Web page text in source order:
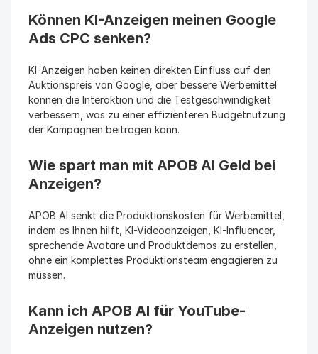
Können KI-Anzeigen meinen Google
Ads CPC senken?
KI-Anzeigen haben keinen direkten Einfluss auf den
Auktionspreis von Google, aber bessere Werbemittel
können die Interaktion und die Testgeschwindigkeit
verbessern, was zu einer effizienteren Budgetnutzung
der Kampagnen beitragen kann.
Wie spart man mit APOB AI Geld bei
Anzeigen?
APOB AI senkt die Produktionskosten für Werbemittel,
indem es Ihnen hilft, KI-Videoanzeigen, KI-Influencer,
sprechende Avatare und Produktdemos zu erstellen,
ohne ein komplettes Produktionsteam engagieren zu
müssen.
Kann ich APOB AI für YouTube-
Anzeigen nutzen?